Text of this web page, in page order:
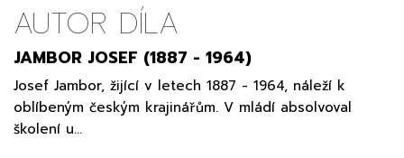
AUTOR DÍLA
JAMBOR JOSEF (1887 - 1964)
Josef Jambor, žijící v letech 1887 - 1964, náleží k
oblíbeným českým krajinářům. V mládí absolvoval
školení u…